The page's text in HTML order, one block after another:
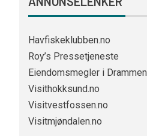
Havfiskeklubben.no
Roy’s Pressetjeneste
Eiendomsmegler i Drammen
Visithokksund.no
Visitvestfossen.no
Visitmjøndalen.no